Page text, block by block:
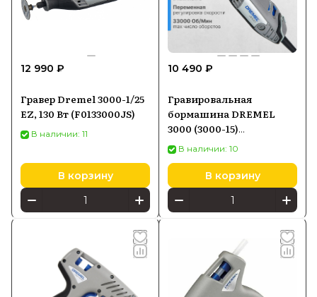
12 990 ₽
Гравер Dremel 3000-1/25
EZ, 130 Вт (F0133000JS)
В наличии: 11
В корзину
10 490 ₽
Гравировальная
бормашина DREMEL
3000 (3000-15)
(F0133000JC)
В наличии: 10
В корзину